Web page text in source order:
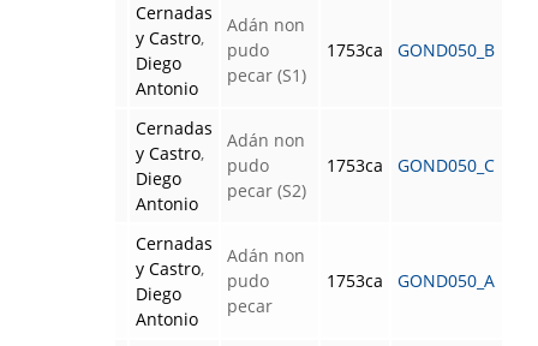
Cernadas
y Castro,
Diego
Antonio
Adán non
pudo
pecar (S1)
1753ca GOND050_B
Cernadas
y Castro,
Diego
Antonio
Adán non
pudo
pecar (S2)
1753ca GOND050_C
Cernadas
y Castro,
Diego
Antonio
Adán non
pudo
pecar
1753ca GOND050_A